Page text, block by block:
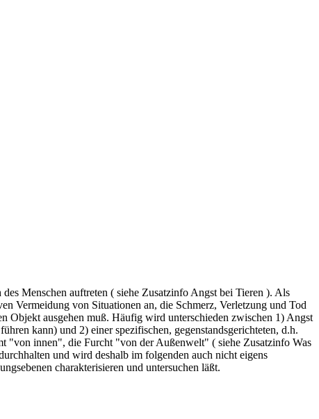
Menschen auftreten ( siehe Zusatzinfo Angst bei Tieren ). Als
Vermeidung von Situationen an, die Schmerz, Verletzung und Tod
Objekt ausgehen muß. Häufig wird unterschieden zwischen 1) Angst
kann) und 2) einer spezifischen, gegenstandsgerichteten, d.h.
"von innen", die Furcht "von der Außenwelt" ( siehe Zusatzinfo Was
und wird deshalb im folgenden auch nicht eigens
charakterisieren und untersuchen läßt.